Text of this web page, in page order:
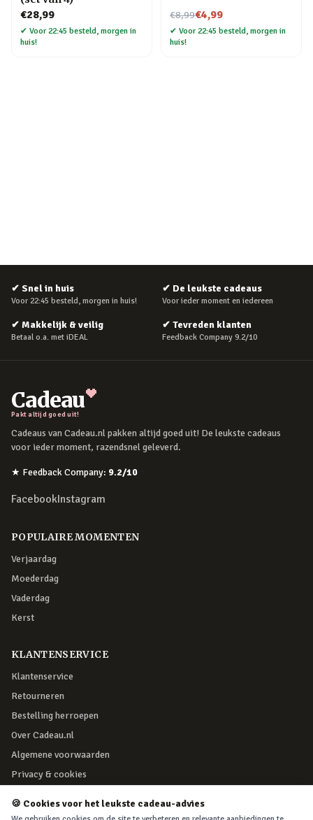
€28,99
✔ Voor 22:45 besteld, morgen in
huis!
€8,99
Nu voor€4,99
✔ Voor 22:45 besteld, morgen in
huis!
✔ Snel in huis
Voor 22:45 besteld, morgen in huis!
✔ De leukste cadeaus
Voor ieder moment en iedereen
✔ Makkelijk & veilig
Betaal o.a. met iDEAL
✔ Tevreden klanten
Feedback Company 9.2/10
Cadeau
Pakt altijd goed uit!
Cadeaus van Cadeau.nl pakken altijd goed uit! De leukste cadeaus
voor ieder moment, razendsnel geleverd.
★ Feedback Company: 9.2/10
FacebookInstagram
POPULAIRE MOMENTEN
Verjaardag
Moederdag
Vaderdag
Kerst
KLANTENSERVICE
Klantenservice
Retourneren
Bestelling herroepen
Over Cadeau.nl
Algemene voorwaarden
Privacy & cookies
VEILIG BETALEN
🍪 Cookies voor het leukste cadeau-advies